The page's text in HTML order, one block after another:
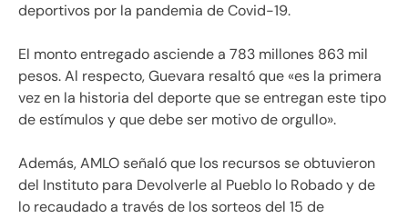
deportivos por la pandemia de Covid-19.
El monto entregado asciende a 783 millones 863 mil
pesos. Al respecto, Guevara resaltó que «es la primera
vez en la historia del deporte que se entregan este tipo
de estímulos y que debe ser motivo de orgullo».
Además, AMLO señaló que los recursos se obtuvieron
del Instituto para Devolverle al Pueblo lo Robado y de
lo recaudado a través de los sorteos del 15 de